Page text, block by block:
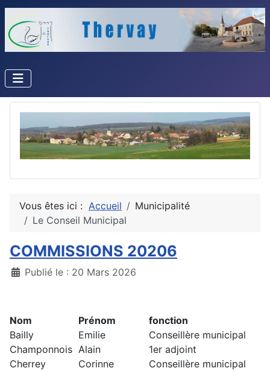
Vous êtes ici : Accueil
Municipalité
Le Conseil Municipal
COMMISSIONS 20206
DétailsPublié le : 20 Mars 2026
Nom Prénom
fonction
Bailly
Emilie
Conseillère municipal
Champonnois Alain
1er adjoint
Cherrey
Corinne
Conseillère municipal